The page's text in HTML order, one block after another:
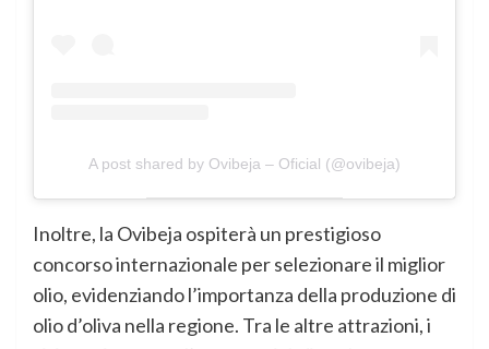
A post shared by Ovibeja – Oficial (@ovibeja)
Inoltre, la Ovibeja ospiterà un prestigioso
concorso internazionale per selezionare il miglior
olio, evidenziando l’importanza della produzione di
olio d’oliva nella regione. Tra le altre attrazioni, i